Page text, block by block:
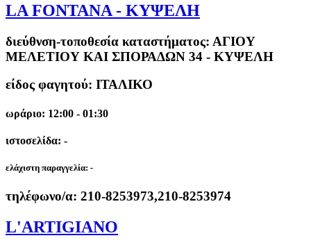
LA FONTANA - ΚΥΨΕΛΗ
διεύθνση-τοποθεσία καταστήματος: ΑΓΙΟΥ
ΜΕΛΕΤΙΟΥ ΚΑΙ ΣΠΟΡΑΔΩΝ 34 - ΚΥΨΕΛΗ
είδος φαγητού: ΙΤΑΛΙΚΟ
ωράριο: 12:00 - 01:30
ιστοσελίδα: -
ελάχιστη παραγγελία: -
τηλέφωνο/α: 210-8253973,210-8253974
L'ARTIGIANO